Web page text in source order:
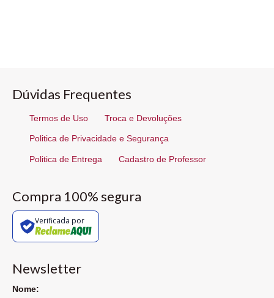
Dúvidas Frequentes
Termos de Uso Troca e Devoluções
Politica de Privacidade e Segurança
Politica de Entrega Cadastro de Professor
Compra 100% segura
Verificada por
Newsletter
Nome: